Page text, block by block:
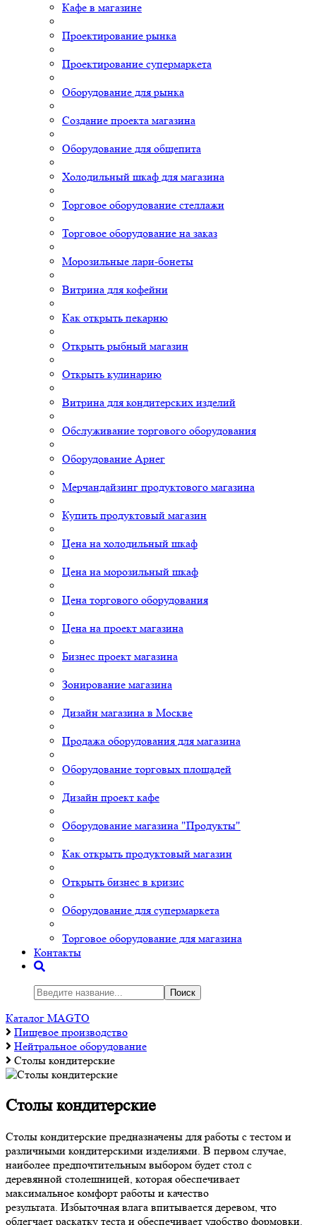
Кафе в магазине
Проектирование рынка
Проектирование супермаркета
Оборудование для рынка
Создание проекта магазина
Оборудование для общепита
Холодильный шкаф для магазина
Торговое оборудование стеллажи
Торговое оборудование на заказ
Морозильные лари-бонеты
Витрина для кофейни
Как открыть пекарню
Открыть рыбный магазин
Открыть кулинарию
Витрина для кондитерских изделий
Обслуживание торгового оборудования
Оборудование Арнег
Мерчандайзинг продуктового магазина
Купить продуктовый магазин
Цена на холодильный шкаф
Цена на морозильный шкаф
Цена торгового оборудования
Цена на проект магазина
Бизнес проект магазина
Зонирование магазина
Дизайн магазина в Москве
Продажа оборудования для магазина
Оборудование торговых площадей
Дизайн проект кафе
Оборудование магазина "Продукты"
Как открыть продуктовый магазин
Открыть бизнес в кризис
Оборудование для супермаркета
Торговое оборудование для магазина
Контакты
Поиск
Каталог MAGTO
Пищевое производство
Нейтральное оборудование
Столы кондитерские
Столы кондитерские
Столы кондитерские предназначены для работы с тестом и
различными кондитерскими изделиями. В первом случае,
наиболее предпочтительным выбором будет стол с
деревянной столешницей, которая обеспечивает
максимальное комфорт работы и качество
результата. Избыточная влага впитывается деревом, что
облегчает раскатку теста и обеспечивает удобство формовки.